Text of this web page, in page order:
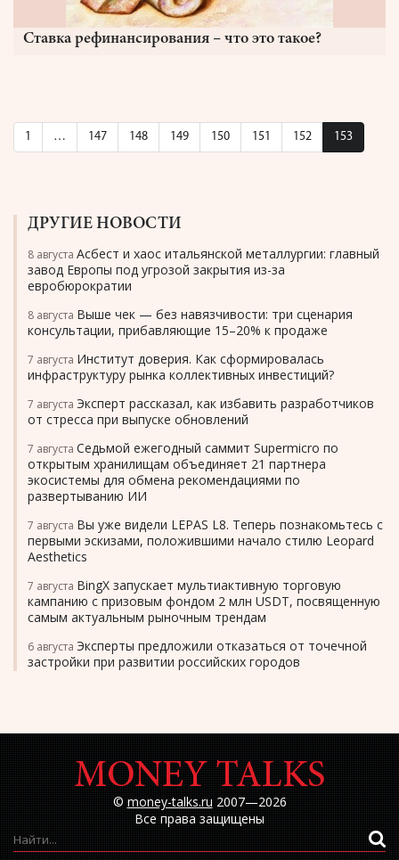
Ставка рефинансирования – что это такое?
1 … 147 148 149 150 151 152 153
ДРУГИЕ НОВОСТИ
8 августа Асбест и хаос итальянской металлургии: главный
завод Европы под угрозой закрытия из-за
евробюрократии
8 августа Выше чек — без навязчивости: три сценария
консультации, прибавляющие 15–20% к продаже
7 августа Институт доверия. Как сформировалась
инфраструктуру рынка коллективных инвестиций?
7 августа Эксперт рассказал, как избавить разработчиков
от стресса при выпуске обновлений
7 августа Седьмой ежегодный саммит Supermicro по
открытым хранилищам объединяет 21 партнера
экосистемы для обмена рекомендациями по
развертыванию ИИ
7 августа Вы уже видели LEPAS L8. Теперь познакомьтесь с
первыми эскизами, положившими начало стилю Leopard
Aesthetics
7 августа BingX запускает мультиактивную торговую
кампанию с призовым фондом 2 млн USDT, посвященную
самым актуальным рыночным трендам
6 августа Эксперты предложили отказаться от точечной
застройки при развитии российских городов
©money-talks.ru2007—2026
Все права защищены